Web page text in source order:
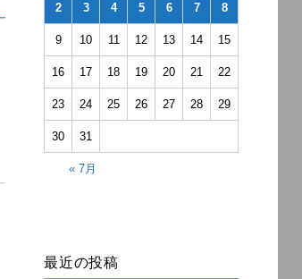
2 3 4 5 6 7 8
9 10 11 12 13 14 15
16 17 18 19 20 21 22
23 24 25 26 27 28 29
30 31
« 7月
最近の投稿